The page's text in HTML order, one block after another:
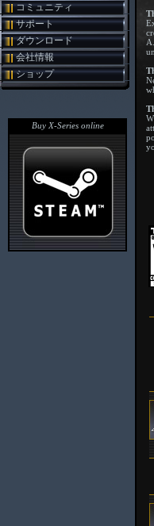
コミュニティ
サポート
ダウンロード
会社情報
ショップ
Buy X-Series online